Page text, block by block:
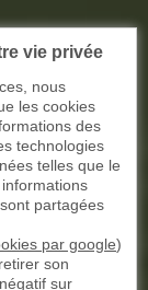
Limoges -
31
vie privée
nous
les cookies
des
technologies
telles que le
partagées
par google)
son
sur